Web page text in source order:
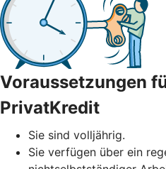
Voraussetzungen
PrivatKredit
Sie sind volljährig.
Sie verfügen über ein